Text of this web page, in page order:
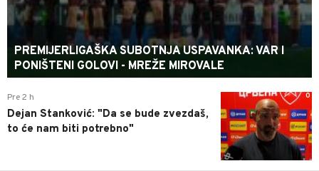
PREMIJERLIGAŠKA SUBOTNJA USPAVANKA: VAR I
PONIŠTENI GOLOVI - MREŽE MIROVALE
0
Pre 2 h
Dejan Stanković: "Da se bude zvezdaš,
to će nam biti potrebno"